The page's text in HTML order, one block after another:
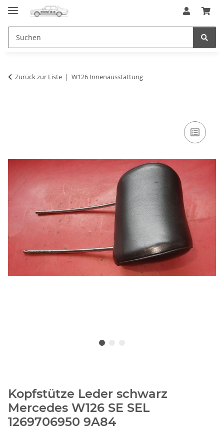
Zurück zur Liste W126 Innenausstattung
Kopfstütze Leder schwarz
Mercedes W126 SE SEL
1269706950 9A84